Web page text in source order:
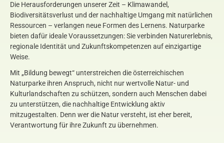
Die Herausforderungen unserer Zeit – Klimawandel,
Biodiversitätsverlust und der nachhaltige Umgang mit natürlichen
Ressourcen – verlangen neue Formen des Lernens. Naturparke
bieten dafür ideale Voraussetzungen: Sie verbinden Naturerlebnis,
regionale Identität und Zukunftskompetenzen auf einzigartige
Weise.
Mit „Bildung bewegt“ unterstreichen die österreichischen
Naturparke ihren Anspruch, nicht nur wertvolle Natur- und
Kulturlandschaften zu schützen, sondern auch Menschen dabei
zu unterstützen, die nachhaltige Entwicklung aktiv
mitzugestalten. Denn wer die Natur versteht, ist eher bereit,
Verantwortung für ihre Zukunft zu übernehmen.